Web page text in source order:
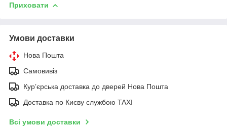
Приховати
Умови доставки
Нова Пошта
Самовивіз
Курʼєрська доставка до дверей Нова Пошта
Доставка по Києву службою TAXI
Всі умови доставки